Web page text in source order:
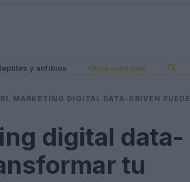
y anfibios Otros animales
MARKETING DIGITAL DATA-DRIVEN PUEDE
digital data-
tu